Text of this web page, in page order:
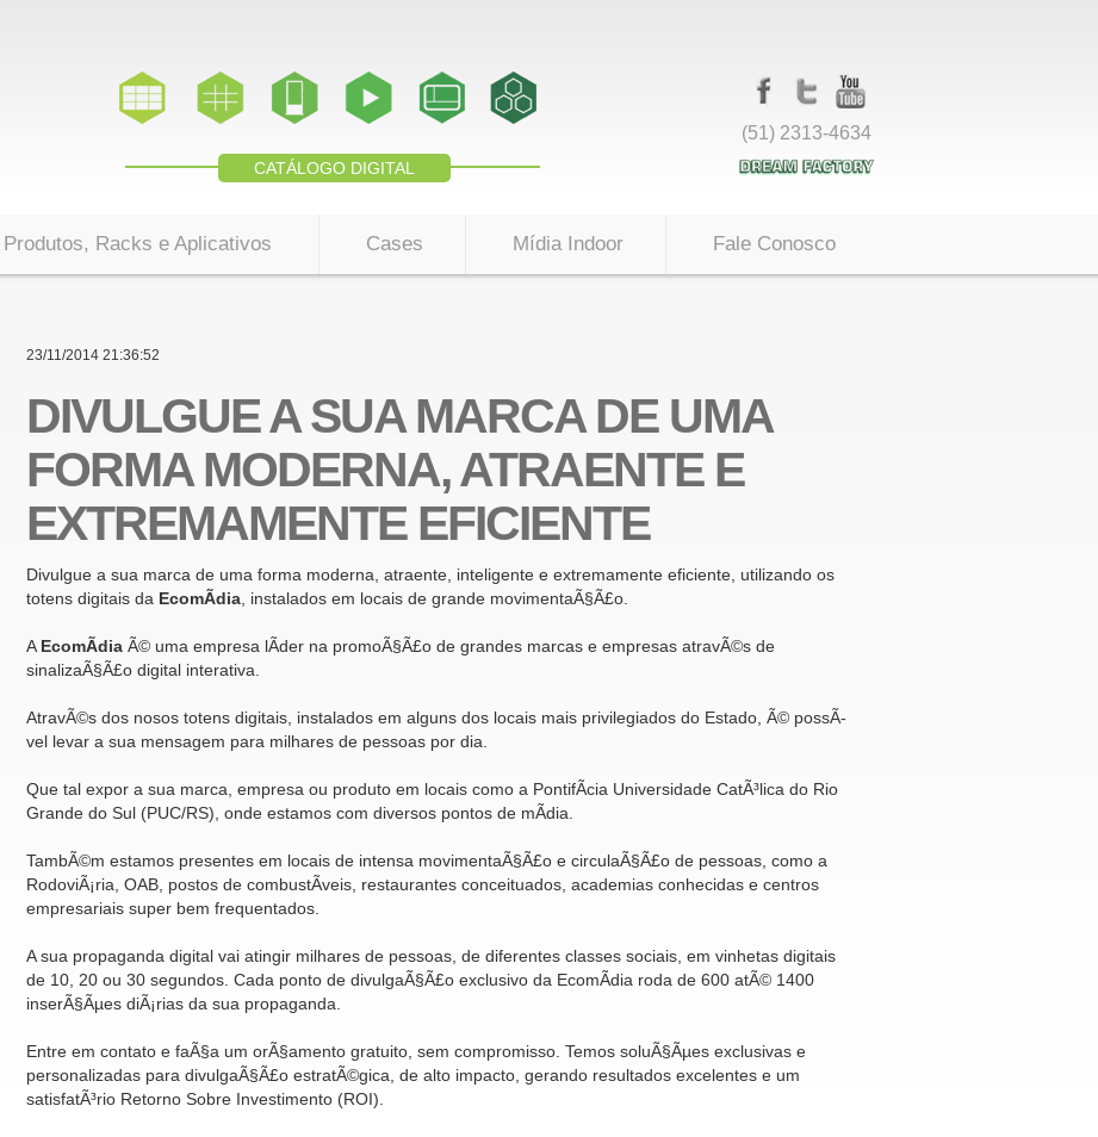
CATÁLOGO DIGITAL
(51) 2313-4634
Produtos, Racks e Aplicativos Cases Mídia Indoor Fale Conosco
23/11/2014 21:36:52
DIVULGUE A SUA MARCA DE UMA
FORMA MODERNA, ATRAENTE E
EXTREMAMENTE EFICIENTE
Divulgue a sua marca de uma forma moderna, atraente, inteligente e extremamente eficiente, utilizando os
totens digitais da EcomÃ­dia, instalados em locais de grande movimentaÃ§Ã£o.
A EcomÃ­diaÃ© uma empresa lÃ­der na promoÃ§Ã£o de grandes marcas e empresas atravÃ©s de
sinalizaÃ§Ã£o digital interativa.
AtravÃ©s dos nosos totens digitais, instalados em alguns dos locais mais privilegiados do Estado, Ã© possÃ­
vel levar a sua mensagem para milhares de pessoas por dia.
Que tal expor a sua marca, empresa ou produto em locais como a PontifÃ­cia Universidade CatÃ³lica do Rio
Grande do Sul (PUC/RS) , onde estamos com diversos pontos de mÃ­dia.
TambÃ©m estamos presentes em locais de intensa movimentaÃ§Ã£o e circulaÃ§Ã£o de pessoas, como a
RodoviÃ¡ria, OAB, postos de combustÃ­veis, restaurantes conceituados, academias conhecidas e centros
empresariais super bem frequentados.
A sua propaganda digital vai atingir milhares de pessoas, de diferentes classes sociais, em vinhetas digitais
de 10, 20 ou 30 segundos. Cada ponto de divulgaÃ§Ã£o exclusivo da EcomÃ­dia roda de 600 atÃ© 1400
inserÃ§Ãµes diÃ¡rias da sua propaganda.
Entre em contato e faÃ§a um orÃ§amento gratuito, sem compromisso. Temos soluÃ§Ãµes exclusivas e
personalizadas para divulgaÃ§Ã£o estratÃ©gica, de alto impacto, gerando resultados excelentes e um
satisfatÃ³rio Retorno Sobre Investimento (ROI)